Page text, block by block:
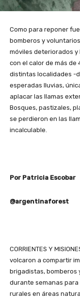
Como para reponer
bomberos y
móviles deteriorados
con el calor de más de
distintas localidades -
esperadas lluvias,
aplacar las llamas
Bosques, pastizales,
se perdieron en las
incalculable.
Por Patricia Escobar
@argentinaforest
CORRIENTES Y
volcaron a compartir
brigadistas, bomberos
durante semanas
rurales en áreas